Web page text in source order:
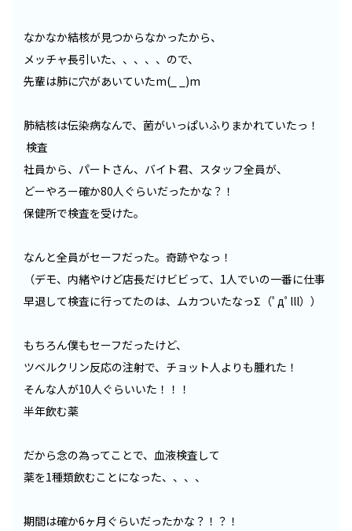
なかなか結核が見つからなかったから、
メッチャ長引いた、、、、、ので、
先輩は肺に穴があいていたm(_ _)m
肺結核は伝染病なんで、菌がいっぱいふりまかれていたっ！
検査
社員から、パートさん、バイト君、スタッフ全員が、
どーやろー確か80人ぐらいだったかな？！
保健所で検査を受けた。
なんと全員がセーフだった。奇跡やなっ！
（デモ、内緒やけど店長だけビビって、1人でいの一番に仕事
早退して検査に行ってたのは、ムカついたなっΣ（ﾟдﾟlll））
もちろん僕もセーフだったけど、
ツベルクリン反応の注射で、チョット人よりも腫れた！
そんな人が10人ぐらいいた！！！
半年飲む薬
だから念の為ってことで、血液検査して
薬を1種類飲むことになった、、、、
期間は確か6ヶ月ぐらいだったかな？！？！